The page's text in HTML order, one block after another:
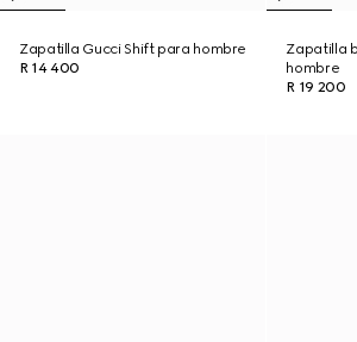
Zapatilla Gucci Shift para hombre
R 14 400
Zapatilla
hombre
R 19 200